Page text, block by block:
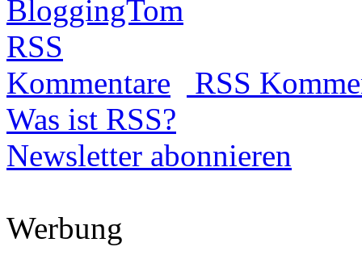
RSS
Was ist RSS?
Newsletter abonnieren
Werbung